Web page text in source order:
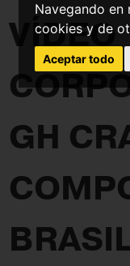
Navegando en
cookies y de
Aceptar todo
VÍDEO
GH